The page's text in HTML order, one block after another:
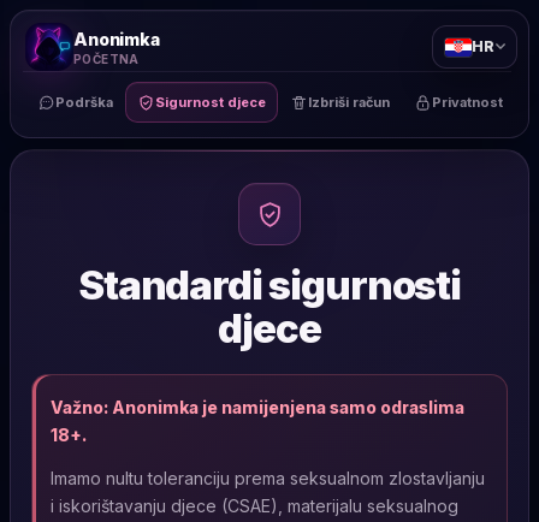
Anonimka
POČETNA
Podrška Sigurnost djece Izbriši račun Privatnost
Standardi sigurnosti
djece
Važno: Anonimka je namijenjena samo odraslima
18+.
Imamo nultu toleranciju prema seksualnom zlostavljanju
i iskorištavanju djece (CSAE), materijalu seksualnog
HR